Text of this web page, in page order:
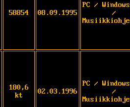
58854 08.09.1995
PC /
/
180,6
kt
02.03.1996
PC /
/